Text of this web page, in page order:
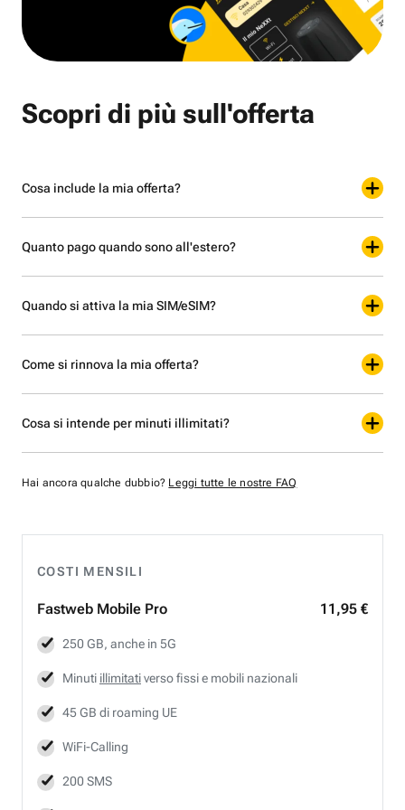
COSTI MENSILI
Fastweb Mobile Pro 11,95 €
250 GB, anche in 5G
Minuti illimitativerso fissi e mobili nazionali
45 GB di roaming UE
WiFi-Calling
200 SMS
Scopri di più sull'offerta
Cosa include la mia offerta?
Quanto pago quando sono all'estero?
Quando si attiva la mia SIM/eSIM?
Come si rinnova la mia offerta?
Cosa si intende per minuti illimitati?
Hai ancora qualche dubbio? Leggi tutte le nostre FAQ